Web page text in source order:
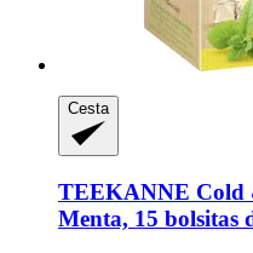
Cesta
TEEKANNE Cold
Menta, 15 bolsitas